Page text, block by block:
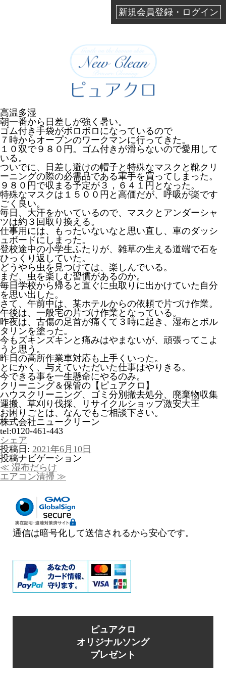
新規会員登録・ログイン
高温多湿
朝一番から日差しが強く暑い。
ゴム付き手袋がボロボロになっているので
７時からオープンのワークマンに行ってきた。
１０双で９８０円。ゴム付きが滑らないので愛用して
いる。
ついでに、日差し避けの帽子と特殊なマスクと靴クリ
ーニングの際の必需品である軍手を買ってしまった。
９８０円で収まる予定が３，６４１円となった。
特殊なマスクは１５００円と高価だが、呼吸が楽です
ごく良い。
毎日、大汗をかいているので、マスクとアンダーシャ
ツは約３回取り換える。
仕事用には、もったいないなと思い直し、車のダッシ
ュボードにしまった。
登校途中の小学生ふたりが、雑草の生える道端で石を
ひっくり返していた。
どうやら虫を見つけては、楽しんでいる。
まだ、虫を楽しむ習慣があるのか。
毎日学校から帰ると直ぐに虫取りに出かけていた自分
を思い出した。
さて、午前中は、某ホテルからの依頼で片づけ作業。
午後は、一般宅の片づけ作業となっている。
昨夜は、古傷の足首が痛くて３時に起き、湿布とボル
タリンを塗った。
今もズキンズキンと痛みはやまないが、頑張ってこよ
うと思う。
昨日の高所作業車対応も上手くいった。
とにかく、与えていただいた仕事はやりきる。
今できる事を一生懸命にやるのみ。
クリーニング＆保管の【ピュアクロ】
ハウスクリーニング、ゴミ分別撤去処分、廃棄物収集
運搬、草刈り伐採、リサイクルショップ激安大王
お困りごとは、なんでもご相談下さい。
株式会社ニュークリーン
tel:0120-461-443
シェア
投稿日: 2021年6月10日
投稿ナビゲーション
≪ 湿布だらけ
エアコン清掃 ≫
通信は暗号化して送信されるから安心です。
ピュアクロ
オリジナルソング
プレゼント